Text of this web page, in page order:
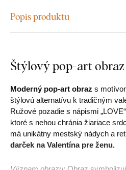
Popis produktu
Štýlový pop-art
Moderný pop-art obraz s
štýlovú alternatívu k tradičným
Ružové pozadie s nápismi
ktoré s nehou chránia žiariace
má unikátny mestský nádych a
darček na Valentína pre ženu.